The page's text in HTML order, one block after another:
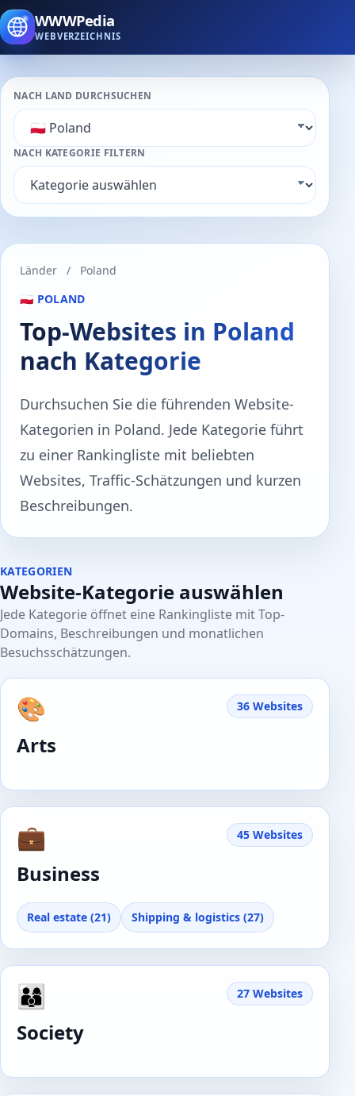
WWWPedia
WEBVERZEICHNIS
NACH LAND DURCHSUCHEN
NACH KATEGORIE FILTERN
Länder /
Poland
🇵🇱 POLAND
Top-Websites in Poland
nach Kategorie
Durchsuchen Sie die führenden Website-
Kategorien in Poland. Jede Kategorie führt
zu einer Rankingliste mit beliebten
Websites, Traffic-Schätzungen und kurzen
Beschreibungen.
KATEGORIEN
Website-Kategorie auswählen
Jede Kategorie öffnet eine Rankingliste mit Top-
Domains, Beschreibungen und monatlichen
Besuchsschätzungen.
🎨
Arts
36 Websites
💼
Business
45 Websites
Real estate (21) Shipping & logistics (27)
👨‍👩‍👦
Society
27 Websites